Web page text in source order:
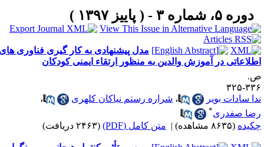
دوره ۵، شماره ۳ - ( پاییز ۱۳۹۷ )
مدل پیشنهادی به کار گیری فناوری های
در آموزش والدین به منظور ارتقاء ایمنی کودکان
۳۲۵
سادات بویر
،شراره رستم نیاکان کلهری
،
صفدری
(۸۶۳۵ مشاهده) | متن کامل (PDF) (۲۴۶۳ دریافت)